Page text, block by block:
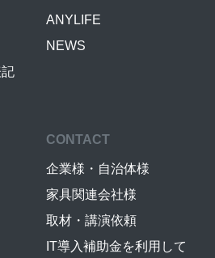
ANYLIFE
NEWS
CONTACT
企業様・自治体様
家具関連会社様
取材・講演依頼
IT導入補助金を利用して